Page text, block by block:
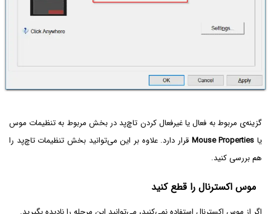
گزینه‌ی مربوط به فعال یا غیرفعال کردن تاچ‌پد در بخش مربوط به تنظیمات موس
یا Mouse Properties قرار دارد. علاوه بر این می‌توانید بخش تنظیمات تاچ‌پد را
هم بررسی کنید.
موس اکسترنال را قطع کنید